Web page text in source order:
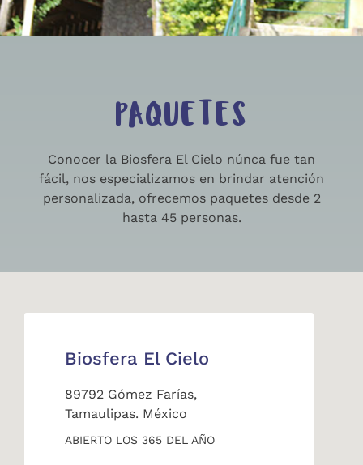
PAQUETES
Conocer la Biosfera El Cielo núnca fue tan
fácil, nos especializamos en brindar atención
personalizada, ofrecemos paquetes desde 2
hasta 45 personas.
Biosfera El Cielo
89792 Gómez Farías,
Tamaulipas. México
ABIERTO LOS 365 DEL AÑO